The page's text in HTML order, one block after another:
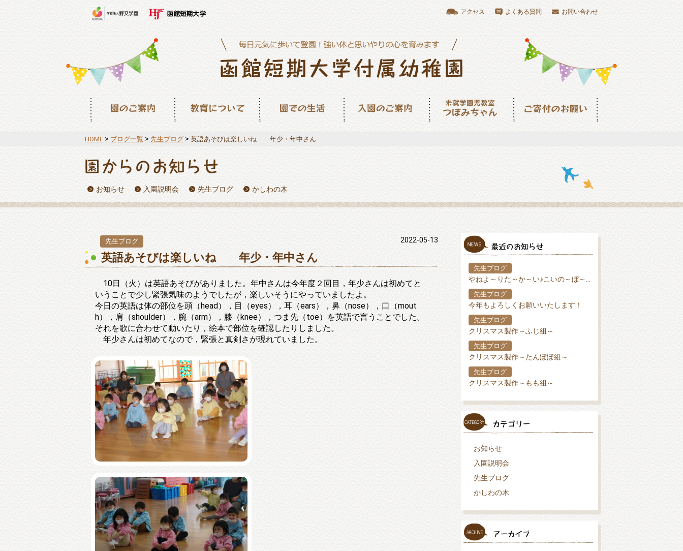
アクセス よくある質問 お問い合わせ
HOME > ブログ一覧 > 先生ブログ > 英語あそびは楽しいね 年少・年中さん
お知らせ 入園説明会 先生ブログ かしわの木
先生ブログ 2022-05-13
英語あそびは楽しいね 年少・年中さん
10日（火）は英語あそびがありました。年中さんは今年度２回目，年少さんは初めてと
いうことで少し緊張気味のようでしたが，楽しいそうにやっていましたよ。
今日の英語は体の部位を頭（head），目（eyes），耳（ears），鼻（nose），口（mout
h），肩（shoulder），腕（arm），膝（knee），つま先（toe）を英語で言うことでした。
それを歌に合わせて動いたり，絵本で部位を確認したりしました。
年少さんは初めてなので，緊張と真剣さが現れていました。
先生ブログ
先生ブログ
今年もよろしくお願いいたします！
先生ブログ
クリスマス製作～ふじ組～
先生ブログ
クリスマス製作～たんぽぽ組～
先生ブログ
クリスマス製作～もも組～
お知らせ
入園説明会
先生ブログ
かしわの木